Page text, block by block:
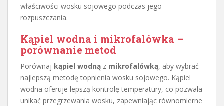
właściwości wosku sojowego podczas jego
rozpuszczania.
Kąpiel wodna i mikrofalówka –
porównanie metod
Porównaj kąpiel wodną z mikrofalówką, aby wybrać
najlepszą metodę topnienia wosku sojowego. Kąpiel
wodna oferuje lepszą kontrolę temperatury, co pozwala
unikać przegrzewania wosku, zapewniając równomierne